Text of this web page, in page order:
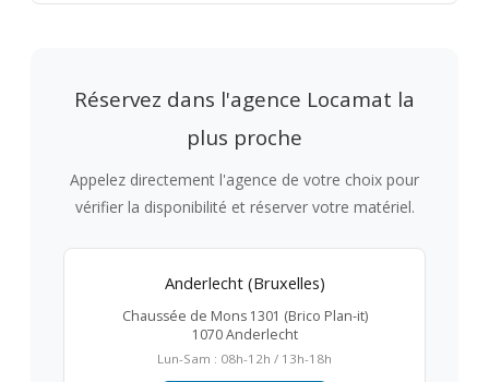
Réservez dans l'agence Locamat la
plus proche
Appelez directement l'agence de votre choix pour
vérifier la disponibilité et réserver votre matériel.
Anderlecht (Bruxelles)
Chaussée de Mons 1301 (Brico Plan-it)
1070 Anderlecht
Lun-Sam : 08h-12h / 13h-18h